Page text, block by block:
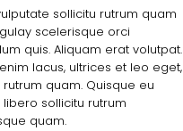
sollicitu rutrum quam
scelerisque orci
quis. Aliquam erat volutpat.
lacus, ultrices et leo eget,
rutrum quam. Quisque eu
sollicitu rutrum
quam.